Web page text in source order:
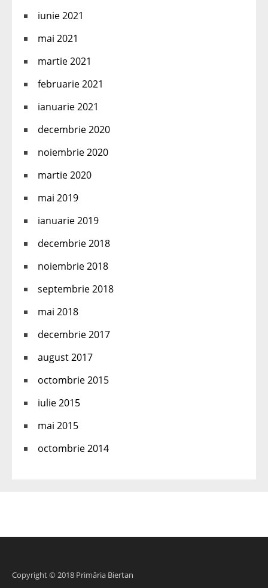
iunie 2021
mai 2021
martie 2021
februarie 2021
ianuarie 2021
decembrie 2020
noiembrie 2020
martie 2020
mai 2019
ianuarie 2019
decembrie 2018
noiembrie 2018
septembrie 2018
mai 2018
decembrie 2017
august 2017
octombrie 2015
iulie 2015
mai 2015
octombrie 2014
Copyright © 2018 Primăria Biertan